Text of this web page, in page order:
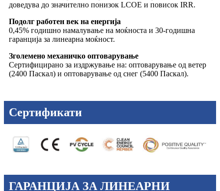
доведува до значително понизок LCOE и повисок IRR.
Подолг работен век на енергија
0,45% годишно намалување на моќноста и 30-годишна
гаранција за линеарна моќност.
Зголемено механичко оптоварување
Сертифицирано за издржување на: оптоварување од ветер
(2400 Паскал) и оптоварување од снег (5400 Паскал).
Сертификати
ГАРАНЦИЈА ЗА ЛИНЕАРНИ